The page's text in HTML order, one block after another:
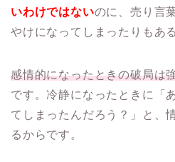
いわけではないのに、売り言
やけになってしまったりもあ
感情的になったときの破局は
です。冷静になったときに「
てしまったんだろう？」と、
るからです。